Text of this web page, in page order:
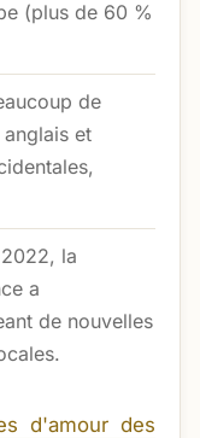
(plus de 60 %
de
et
la
a
de nouvelles
d'amour des